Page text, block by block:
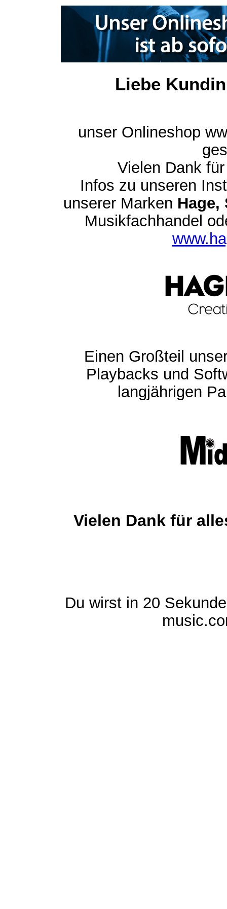
Liebe
unser Onlineshop
Vielen Dank
Infos zu unseren
unserer Marken Hage,
Musikfachhandel
Einen Großteil
Playbacks und
langjährigen
Vielen Dank für
Du wirst in 20